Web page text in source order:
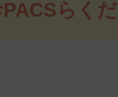
らくだ